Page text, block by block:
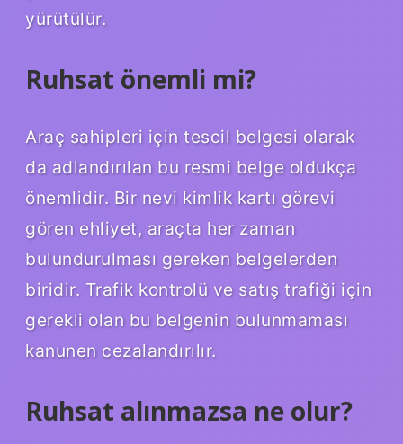
yürütülür.
Ruhsat önemli mi?
Araç sahipleri için tescil belgesi olarak
da adlandırılan bu resmi belge oldukça
önemlidir. Bir nevi kimlik kartı görevi
gören ehliyet, araçta her zaman
bulundurulması gereken belgelerden
biridir. Trafik kontrolü ve satış trafiği için
gerekli olan bu belgenin bulunmaması
kanunen cezalandırılır.
Ruhsat alınmazsa ne olur?